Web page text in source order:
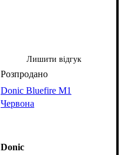
Лишити відгук
Donic Bluefire M1
Червона
Donic